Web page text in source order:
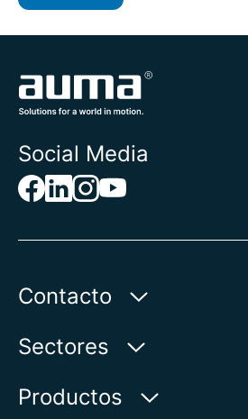
Social Media
Contacto
AUMA Riester
Aumastr. 1
Sectores
Agua
Productos